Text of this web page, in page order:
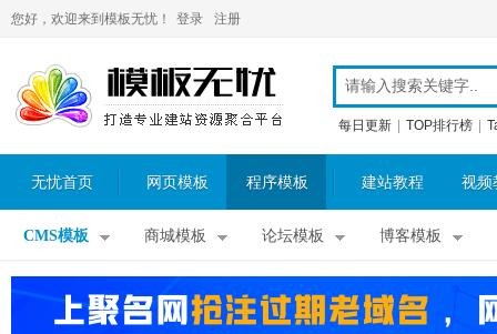
您好，欢迎来到模板无忧！ 登录 注册
每日更新 TOP排行榜
无忧首页 网页模板 程序模板 建站教程 视频
CMS模板 商城模板 论坛模板 博客模板